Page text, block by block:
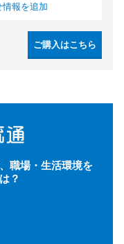
情報を追加
ご購入はこちら
職場・生活環境を
？